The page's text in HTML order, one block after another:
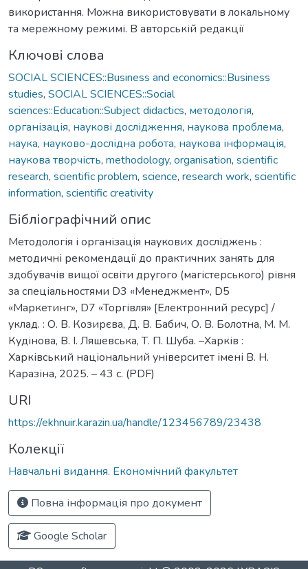
використання. Можна використовувати в локальному
та мережному режимі. В авторській редакції
Ключові слова
SOCIAL SCIENCES::Business and economics::Business
studies, SOCIAL SCIENCES::Social
sciences::Education::Subject didactics, методологія,
організація, наукові дослідження, наукова проблема,
наука, науково-дослідна робота, наукова інформація,
наукова творчість, methodology, organisation, scientific
research, scientific problem, science, research work, scientific
information, scientific creativity
Бібліографічний опис
Методологія і організація наукових досліджень :
методичні рекомендації до практичних занять для
здобувачів вищої освіти другого (магістерського) рівня
за спеціальностями D3 «Менеджмент», D5
«Маркетинг», D7 «Торгівля» [Електронний ресурс] /
уклад. : О. В. Козирєва, Д. В. Бабич, О. В. Болотна, М. М.
Кудінова, В. І. Ляшевська, Т. П. Шуба. –Харків :
Харківський національний університет імені В. Н.
Каразіна, 2025. – 43 с. (PDF)
URI
https://ekhnuir.karazin.ua/handle/123456789/23438
Колекції
Навчальні видання. Економічний факультет
Повна інформація про документ
Google Scholar